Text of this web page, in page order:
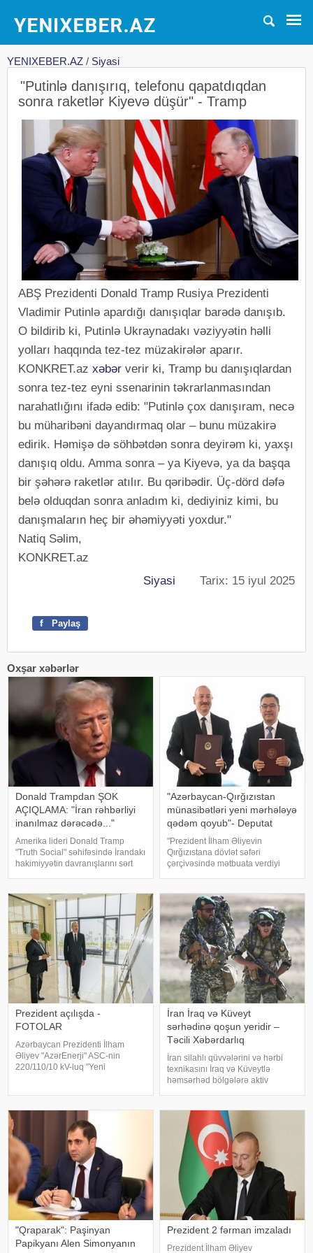
YENIXEBER.AZ / Siyasi
"Putinlə danışırıq, telefonu qapatdıqdan
sonra raketlər Kiyevə düşür" - Tramp
ABŞ Prezidenti Donald Tramp Rusiya Prezidenti
Vladimir Putinlə apardığı danışıqlar barədə danışıb.
O bildirib ki, Putinlə Ukraynadakı vəziyyətin həlli
yolları haqqında tez-tez müzakirələr aparır.
KONKRET.az xəbər verir ki, Tramp bu danışıqlardan
sonra tez-tez eyni ssenarinin təkrarlanmasından
narahatlığını ifadə edib: "Putinlə çox danışıram, necə
bu müharibəni dayandırmaq olar – bunu müzakirə
edirik. Həmişə də söhbətdən sonra deyirəm ki, yaxşı
danışıq oldu. Amma sonra – ya Kiyevə, ya da başqa
bir şəhərə raketlər atılır. Bu qəribədir. Üç-dörd dəfə
belə olduqdan sonra anladım ki, dediyiniz kimi, bu
danışmaların heç bir əhəmiyyəti yoxdur."
Natiq Səlim,
KONKRET.az
Siyasi Tarix: 15 iyul 2025
f Paylaş
Oxşar xəbərlər
Donald Trampdan ŞOK
AÇIQLAMA: "İran rəhbərliyi
inanılmaz dərəcədə..."
Amerika lideri Donald Tramp
"Truth Social" səhifəsində İrandakı
hakimiyyətin davranışlarını sərt
mövqeyini açıqlayıb.
KONKRET.azxəbər verir ki, ABŞ
Prezident
"Azərbaycan-Qırğızıstan
münasibətləri yeni mərhələyə
qədəm qoyub"- Deputat
"Prezident İlham Əliyevin
Qırğızıstana dövlət səfəri
çərçivəsində mətbuata verdiyi
mərhələyə qədəm qoyduğunu
nümayiş etdirdi". Bu fikirləri Milli
Məclisi
Prezident açılışda -
FOTOLAR
Azərbaycan Prezidenti İlham
Əliyev "AzərEnerji" ASC-nin
220/110/10 kV-luq "Yeni
Heyətinin sədr
İran İraq və Küveyt
sərhədinə qoşun yeridir –
Təcili Xəbərdarlıq
İran silahlı qüvvələrini və hərbi
texnikasını İraq və Küveytlə
həmsərhəd bölgələrə aktiv
media kanalları və teleqram
səhifələri yayıb. xəbər verir ki,
yayıla
"Qraparak": Paşinyan
Papikyanı Alen Simonyanın
Prezident 2 fərman imzaladı
Prezident İlham Əliyev